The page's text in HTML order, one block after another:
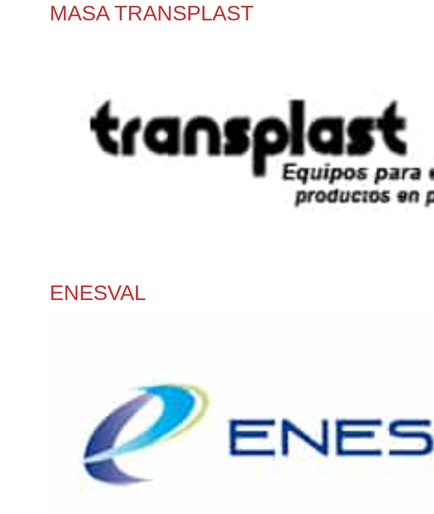
MASA TRANSPLAST
ENESVAL